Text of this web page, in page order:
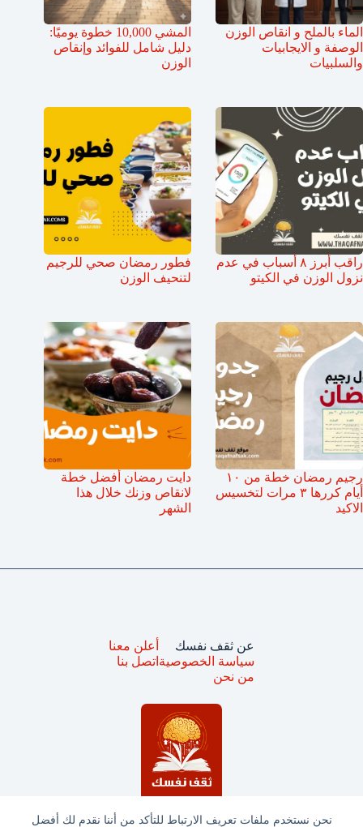
نحن نستخدم ملفات تعريف الارتباط للتأكد من أننا نقدم لك أفضل
الماء بالملح و انقاص الوزن
الوصفة و الايجابيات
والسلبيات
المشي 10,000 خطوة يوميًا:
دليل شامل للفوائد وإنقاص
الوزن
راقب أبرز ٨ أسباب في عدم
نزول الوزن في الكيتو
فطور رمضان صحي للرجيم
لتنحيف الوزن
رجيم رمضان خطة من ١٠
أيام كررها ٣ مرات لتخسيس
الاكيد
دايت رمضان أفضل خطة
لانقاص وزنك خلال هذا
الشهر
عن ثقف نفسك
سياسة الخصوصية
من نحن
أعلن معنا
اتصل بنا